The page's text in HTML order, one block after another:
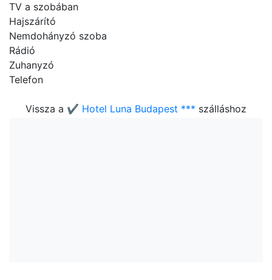
TV a szobában
Hajszárító
Nemdohányzó szoba
Rádió
Zuhanyzó
Telefon
Vissza a ✔️ Hotel Luna Budapest *** szálláshoz